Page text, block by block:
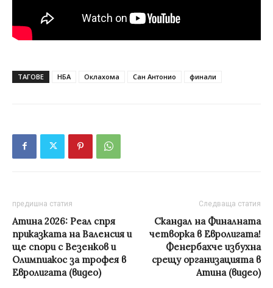
ТАГОВЕ НБА Оклахома Сан Антонио финали
предишна статия
Атина 2026: Реал спря
приказката на Валенсия и
ще спори с Везенков и
Олимпиакос за трофея в
Евролигата (видео)
Следваща статия
Скандал на Финалната
четворка в Евролигата!
Фенербахче избухна
срещу организацията в
Атина (видео)